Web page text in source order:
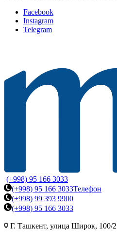
Facebook
Instagram
Telegram
(+998) 95 166 3033
(+998) 95 166 3033Телефон
(+998) 99 393 9900
(+998) 95 166 3033
Г. Ташкент, улица Широк, 100/2